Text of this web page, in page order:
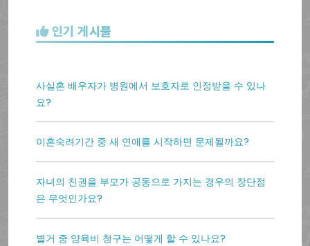
인기 게시물
사실혼 배우자가 병원에서 보호자로 인정받을 수 있나
요?
이혼숙려기간 중 새 연애를 시작하면 문제될까요?
자녀의 친권을 부모가 공동으로 가지는 경우의 장단점
은 무엇인가요?
별거 중 양육비 청구는 어떻게 할 수 있나요?